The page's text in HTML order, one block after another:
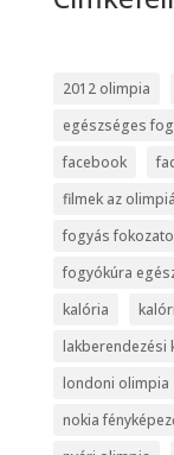
2012 olimpia
egészséges
facebook
filmek az
fogyás
fogyókúra
kalória
lakberendezési
londoni olimpia
nokia